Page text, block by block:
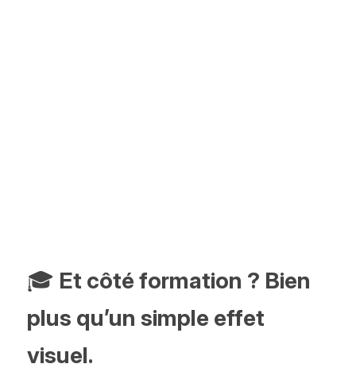
🎓 Et côté formation ? Bien
plus qu’un simple effet
visuel.